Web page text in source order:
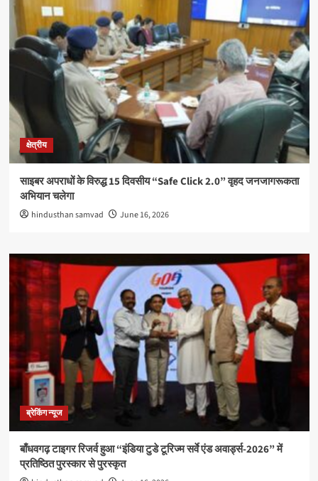
क्षेत्रीय
साइबर अपराधों के विरुद्ध 15 दिवसीय “Safe Click 2.0” वृहद जनजागरूकता
अभियान चलेगा
hindusthan samvad June 16, 2026
ब्रेकिंग न्यूज
बाँधवगढ़ टाइगर रिजर्व हुआ “इंडिया टुडे टूरिज्म सर्वे एंड अवार्ड्स-2026” में
प्रतिष्ठित पुरस्कार से पुरस्कृत